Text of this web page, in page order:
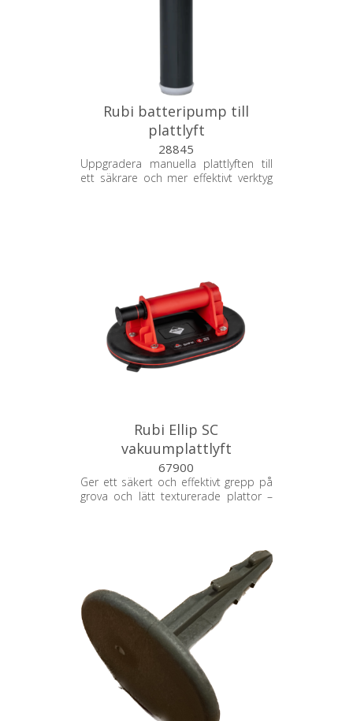
Rubi batteripump till
plattlyft
28845
Uppgradera manuella plattlyften till
ett säkrare och mer effektivt verktyg
Rubi Ellip SC
vakuumplattlyft
67900
Ger ett säkert och effektivt grepp på
grova och lätt texturerade plattor –